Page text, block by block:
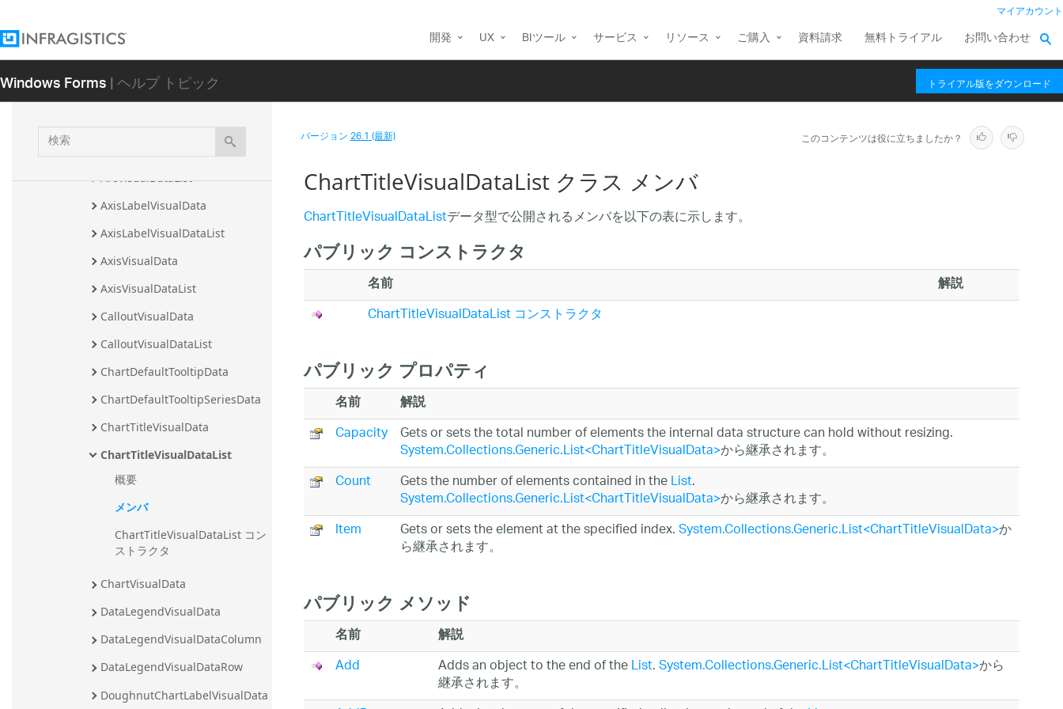
マイアカウント
開発 UX BIツール サービス リソース ご購入 資料請求 無料トライアル お問い合わせ
Windows Forms| ヘルプ トピック トライアル版をダウンロード
検
索
Infragistics.Portable.Charts 名前空間
Infragistics.Portable.Charts.VisualD
ata 名前空間
クラス
ArcVisualDataList
AxisLabelVisualData
AxisLabelVisualDataList
AxisVisualData
AxisVisualDataList
CalloutVisualData
CalloutVisualDataList
ChartDefaultTooltipData
ChartDefaultTooltipSeriesData
ChartTitleVisualData
ChartTitleVisualDataList
概要
メンバ
ChartTitleVisualDataList コン
ストラクタ
ChartVisualData
DataLegendVisualData
DataLegendVisualDataColumn
DataLegendVisualDataRow
DoughnutChartLabelVisualData
バージョン26.1 (最新) このコンテンツは役に立ちましたか？
ChartTitleVisualDataList クラス メンバ
ChartTitleVisualDataListデータ型で公開されるメンバを以下の表に示します。
パブリック コンストラクタ
名前 解説
ChartTitleVisualDataList コンストラクタ
パブリック プロパティ
名前 解説
Capacity Gets or sets the total number of elements the internal data structure can hold without resizing.
System.Collections.Generic.List<ChartTitleVisualData>から継承されます。
Count
Gets the number of elements contained in theList.
System.Collections.Generic.List<ChartTitleVisualData>から継承されます。
Item
Gets or sets the element at the specified index.System.Collections.Generic.List<ChartTitleVisualData>か
ら継承されます。
パブリック メソッド
名前 解説
Add Adds an object to the end of theList.System.Collections.Generic.List<ChartTitleVisualData>から
継承されます。